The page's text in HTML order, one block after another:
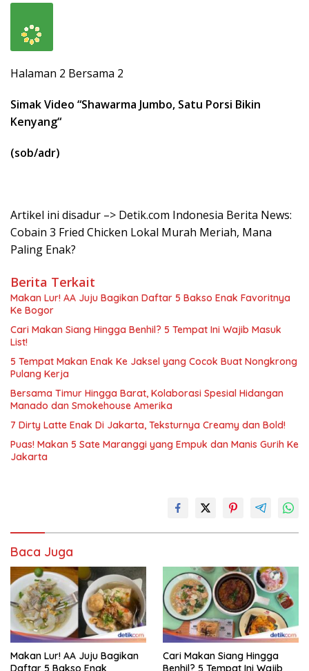
Halaman 2 Bersama 2
Simak Video “Shawarma Jumbo, Satu Porsi Bikin
Kenyang“
(sob/adr)
Artikel ini disadur –> Detik.com Indonesia Berita News:
Cobain 3 Fried Chicken Lokal Murah Meriah, Mana
Paling Enak?
Berita Terkait
Makan Lur! AA Juju Bagikan Daftar 5 Bakso Enak Favoritnya
Ke Bogor
Cari Makan Siang Hingga Benhil? 5 Tempat Ini Wajib Masuk
List!
5 Tempat Makan Enak Ke Jaksel yang Cocok Buat Nongkrong
Pulang Kerja
Bersama Timur Hingga Barat, Kolaborasi Spesial Hidangan
Manado dan Smokehouse Amerika
7 Dirty Latte Enak Di Jakarta, Teksturnya Creamy dan Bold!
Puas! Makan 5 Sate Maranggi yang Empuk dan Manis Gurih Ke
Jakarta
Baca Juga
Makan Lur! AA Juju Bagikan
Daftar 5 Bakso Enak
Cari Makan Siang Hingga
Benhil? 5 Tempat Ini Wajib